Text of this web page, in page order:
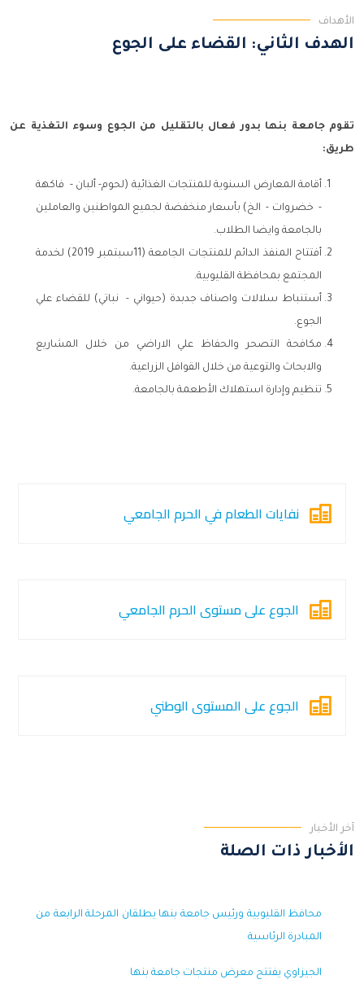
اﻷهداف
الهدف الثاني: القضاء على الجوع
تقوم جامعة بنها بدور فعال بالتقليل من الجوع وسوء التغذية عن
طريق:
أقامة المعارض السنوية للمنتجات الغذائية (لحوم- ألبان - فاكهة
- خضروات - الخ) بأسعار منخفضة لجميع المواطنين والعاملين
بالجامعة وايضا الطلاب.
أفتتاح المنفذ الدائم للمنتجات الجامعة (11سبتمبر 2019) لخدمة
المجتمع بمحافظة القليوبية.
أستنباط سلالات واصناف جدبدة (حيواني - نباتي) للقضاء علي
الجوع.
مكافحة التصحر والحفاظ علي الاراضي من خلال المشاريع
والابحاث والتوعية من خلال القوافل الزراعية.
تنظيم وإدارة استهلاك الأطعمة بالجامعة.
نفايات الطعام في الحرم الجامعي
الجوع على مستوى الحرم الجامعي
الجوع على المستوى الوطني
آخر الأخبار
الأخبار ذات الصلة
محافظ القليوبية ورئيس جامعة بنها يطلقان المرحلة الرابعة من
المبادرة الرئاسية
الجيزاوي يفتتح معرض منتجات جامعة بنها